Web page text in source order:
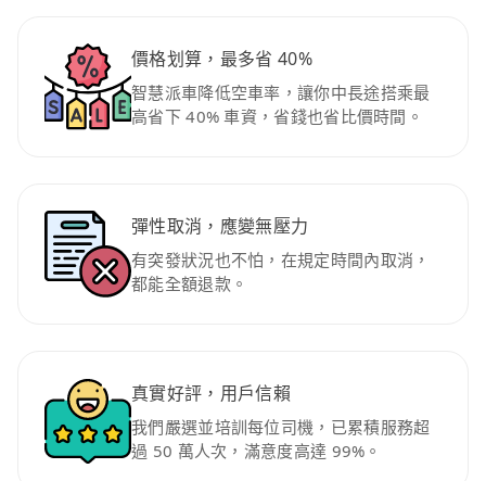
價格划算，最多省 40%
智慧派車降低空車率，讓你中長途搭乘最
高省下 40% 車資，省錢也省比價時間。
彈性取消，應變無壓力
有突發狀況也不怕，在規定時間內取消，
都能全額退款。
真實好評，用戶信賴
我們嚴選並培訓每位司機，已累積服務超
過 50 萬人次，滿意度高達 99%。